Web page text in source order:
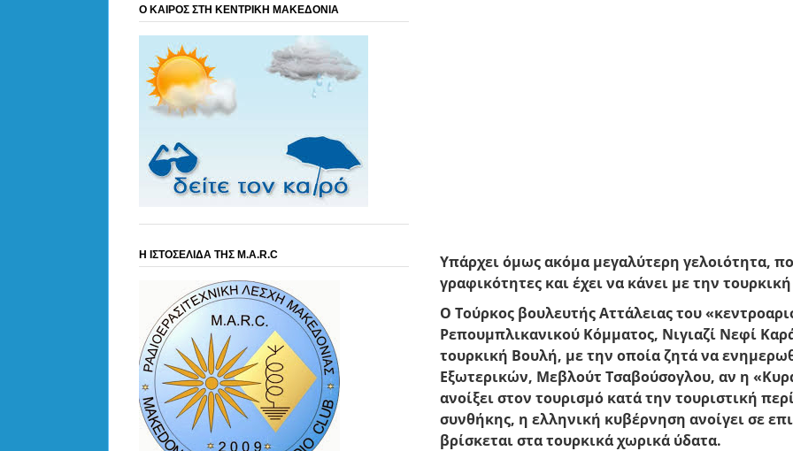
Υπάρχει όμως ακόμα μεγαλύτερη γελοιότητα,
γραφικότητες και έχει να κάνει με την
Ο Τούρκος βουλευτής Αττάλειας του
Ρεπουμπλικανικού Κόμματος, Νιγιαζί Νεφί
τουρκική Βουλή, με την οποία ζητά να
Εξωτερικών, Μεβλούτ Τσαβούσογλου, αν η
ανοίξει στον τουρισμό κατά την τουριστική
συνθήκης, η ελληνική κυβέρνηση ανοίγει σε
βρίσκεται στα τουρκικά χωρικά ύδατα.
Ο ΚΑΙΡΟΣ ΣΤΗ ΚΕΝΤΡΙΚΗ ΜΑΚΕΔΟΝΙΑ
Η ΙΣΤΟΣΕΛΙΔΑ ΤΗΣ M.A.R.C